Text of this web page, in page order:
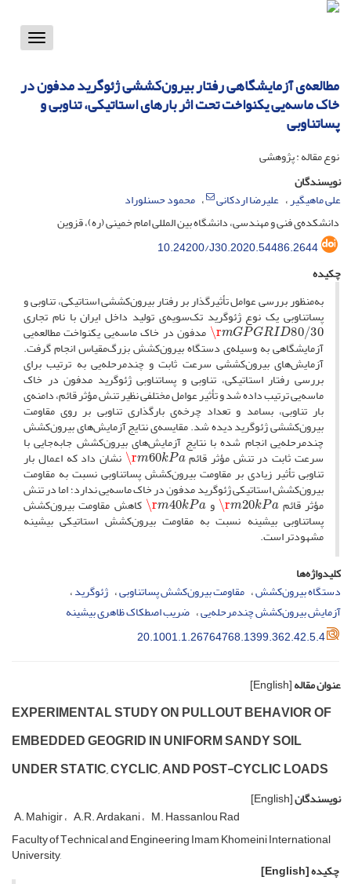
Toggle
مطالعه‌ی آزمایشگاهی رفتار بیرون‌کششی ژئوگرید مدفون در
خاک ماسه‌یی یکنواخت تحت اثر بارهای استاتیکی، تناوبی و
پساتناوبی
نوع مقاله : پژوهشی
نویسندگان
علی ماهیگیر علیرضا اردکانی
محمود حسنلوراد
دانشکده‌ی فنی و مهندسی، دانشگاه بین المللی امام خمینی (ره)، قزوین
10.24200/J30.2020.54486.2644
چکیده
به‌منظور بررسی عوامل تأثیرگذار بر رفتار بیرون‌کششی استاتیکی، تناوبی و
پساتناوبی یک نوع ژئوگرید تک‌سویه‌ی تولید داخل ایران با نام تجاری
\r
mGPGRID80/30 مدفون در خاک ماسه‌یی یکنواخت مطالعه‌یی
آزمایشگاهی به وسیله‌ی دستگاه بیرون‌کشش بزرگ‌مقیاس انجام گرفت.
آزمایش‌های بیرون‌کششی سرعت ثابت و چندمرحله‌یی به ترتیب برای
بررسی رفتار استاتیکی، تناوبی و پساتناوبی ژئوگرید مدفون در خاک
ماسه‌یی ترتیب داده شد و تأثیر عوامل مختلفی نظیر تنش مؤثر قائم، دامنه‌ی
بار تناوبی، بسامد و تعداد چرخه‌ی بارگذاری تناوبی بر روی مقاومت
بیرون‌کششی ژئوگرید دیده شد. مقایسه‌ی نتایج آزمایش‌های بیرون‌کشش
چندمرحله‌یی انجام شده با نتایج آزمایش‌های بیرون‌کشش جابه‌جایی با
سرعت ثابت در تنش مؤثر قائم\r
m60kPa نشان داد که اعمال بار
تناوبی تأثیر زیادی بر مقاومت بیرون‌کشش پساتناوبی نسبت به مقاومت
بیرون‌کشش استاتیکی ژئوگرید مدفون در خاک ماسه‌یی ندارد؛ اما در تنش
مؤثر قائم\r
m20kPa و\r
m40kPa کاهش مقاومت بیرون‌کشش
پساتناوبی بیشینه نسبت به مقاومت بیرون‌کشش استاتیکی بیشینه
مشهودتر است.
کلیدواژه‌ها
دستگاه بیرون‌کشش مقاومت بیرون‌کشش پساتناوبی ژئوگرید
آزمایش بیرون‌کشش چندمرحله‌یی ضریب اصطکاک ظاهری بیشینه
20.1001.1.26764768.1399.362.42.5.4
عنوان مقاله[English]
E‌X‌P‌E‌R‌I‌M‌E‌N‌T‌A‌L S‌T‌U‌D‌Y O‌N P‌U‌L‌L‌O‌U‌T B‌E‌H‌A‌V‌I‌O‌R O‌F
E‌M‌B‌E‌D‌D‌E‌D G‌E‌O‌G‌R‌I‌D I‌N U‌N‌I‌F‌O‌R‌M S‌A‌N‌D‌Y S‌O‌I‌L
U‌N‌D‌E‌R S‌T‌A‌T‌I‌C, C‌Y‌C‌L‌I‌C, A‌N‌D P‌O‌S‌T-C‌Y‌C‌L‌I‌C L‌O‌A‌D‌S
نویسندگان[English]
A. Mahigir A.R. Ardakani M. Hassanlou Rad
F‌a‌c‌u‌l‌t‌y o‌f T‌e‌c‌h‌n‌i‌c‌a‌l a‌n‌d E‌n‌g‌i‌n‌e‌e‌r‌i‌n‌g I‌m‌a‌m K‌h‌o‌m‌e‌i‌n‌i I‌n‌t‌e‌r‌n‌a‌t‌i‌o‌n‌a‌l
U‌n‌i‌v‌e‌r‌s‌i‌t‌y,
چکیده[English]